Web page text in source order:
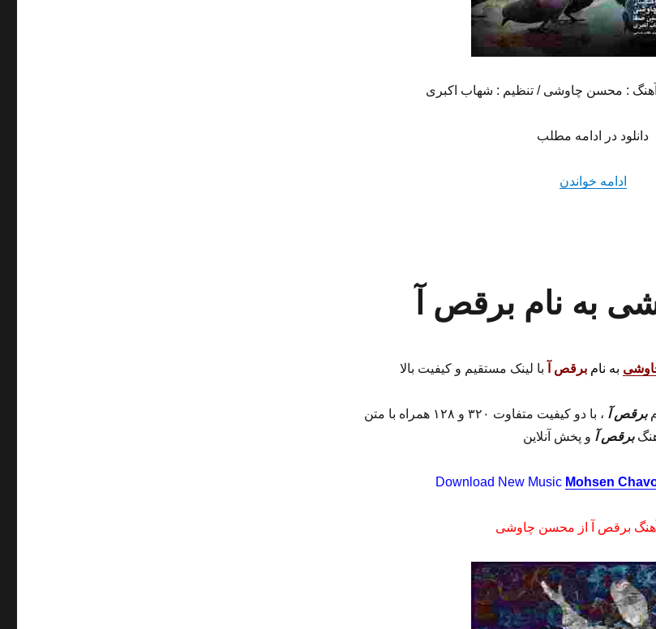
: محسن چاوشی / تنظیم : شهاب اکبری
دانلود در ادامه مطلب
ادامه خواندن
به نام برقص آ
به نام برقص آ با لینک مستقیم و کیفیت بالا
برقص آ
، با دو کیفیت متفاوت ۳۲۰ و ۱۲۸ همراه با متن
برقص آ و پخش آنلاین
Download New Music Mohsen
آهنگ برقص آ از محسن چاوشی